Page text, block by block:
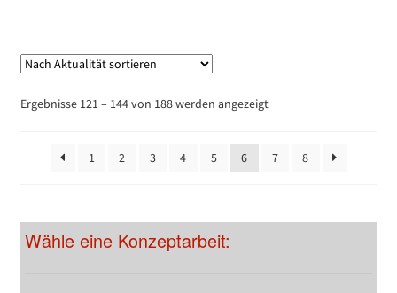
Ergebnisse 121 – 144 von 188 werden angezeigtNach
1
2 3 4 5 6 7 8
Wähle eine Konzeptarbeit: